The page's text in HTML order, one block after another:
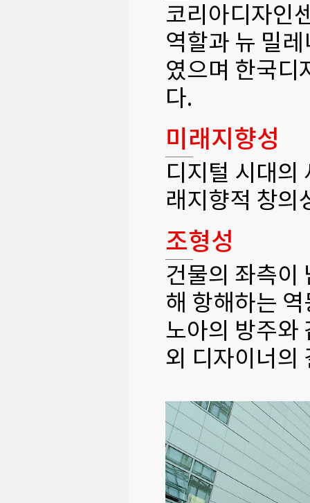
코리아디자인
역할과 뉴 밀
였으며 한국디
다.
미래지향성
디지털 시대의
래지향적 창의
조형성
건물의 좌측이
해 항해하는
노아의 방주와
외 디자이너의